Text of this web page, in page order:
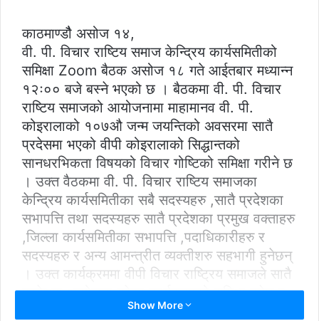
काठमाण्डौै असोज १४,
वी. पी. विचार राष्टिय समाज केन्द्रिय कार्यसमितीको
समिक्षा Zoom बैठक असोज १८ गते आईतबार मध्यान्न
१२ः०० बजे बस्ने भएको छ । बैठकमा वी. पी. विचार
राष्टिय समाजको आयोजनामा माहामानव वी. पी.
कोइरालाको १०७औ जन्म जयन्तिको अवसरमा सातै
प्रदेसमा भएको वीपी कोइरालाको सिद्धान्तको
सानधरभिकता विषयको विचार गोष्टिको समिक्षा गरीने छ
। उक्त वैठकमा वी. पी. विचार राष्टिय समाजका
केन्द्रिय कार्यसमितीका सबै सदस्यहरु ,सातै प्रदेशका
सभापत्ति तथा सदस्यहरु सातै प्रदेशका प्रमुख वक्ताहरु
,जिल्ला कार्यसमितीका सभापत्ति ,पदाधिकारीहरु र
सदस्यहरु र अन्य आमन्त्रीत व्यक्तीशरु सहभागी हुनेछन्
। उक्त कार्यक्रममा वीपी विचार राष्ट्रिय समाजले सातै
प्रदेशमा आयोजना गरेका कार्यक्रमको समिक्षा हनेछ र
आगामी दिनमा यस किसीमको कार्यक्रमको कसरी
Show More